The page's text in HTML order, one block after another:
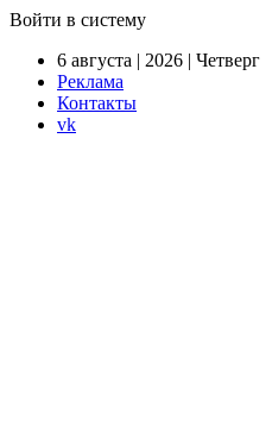
Войти в систему
6 августа | 2026 | Четверг
Реклама
Контакты
vk